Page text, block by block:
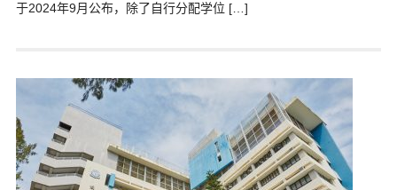
于2024年9月公布，除了自行分配学位 […]